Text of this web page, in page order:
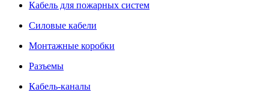
Кабель для пожарных систем
Силовые кабели
Монтажные коробки
Разъемы
Кабель-каналы